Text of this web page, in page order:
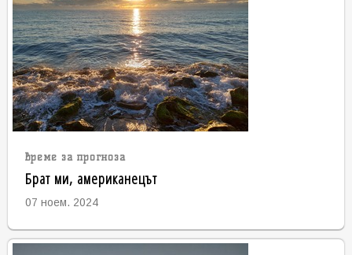
време за прогноза
Брат ми, американецът
07 ноем. 2024